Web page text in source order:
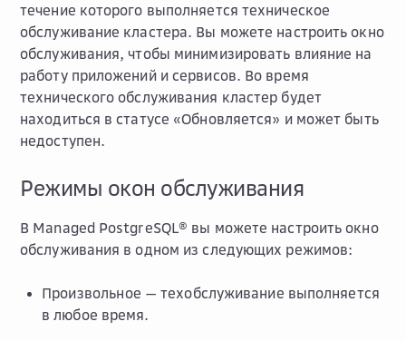
течение которого выполняется техническое
обслуживание кластера. Вы можете настроить окно
обслуживания, чтобы минимизировать влияние на
работу приложений и сервисов. Во время
технического обслуживания кластер будет
находиться в статусе «Обновляется» и может быть
недоступен.
Режимы окон обслуживания
В Managed PostgreSQL® вы можете настроить окно
обслуживания в одном из следующих режимов:
Произвольное — техобслуживание выполняется
в любое время.